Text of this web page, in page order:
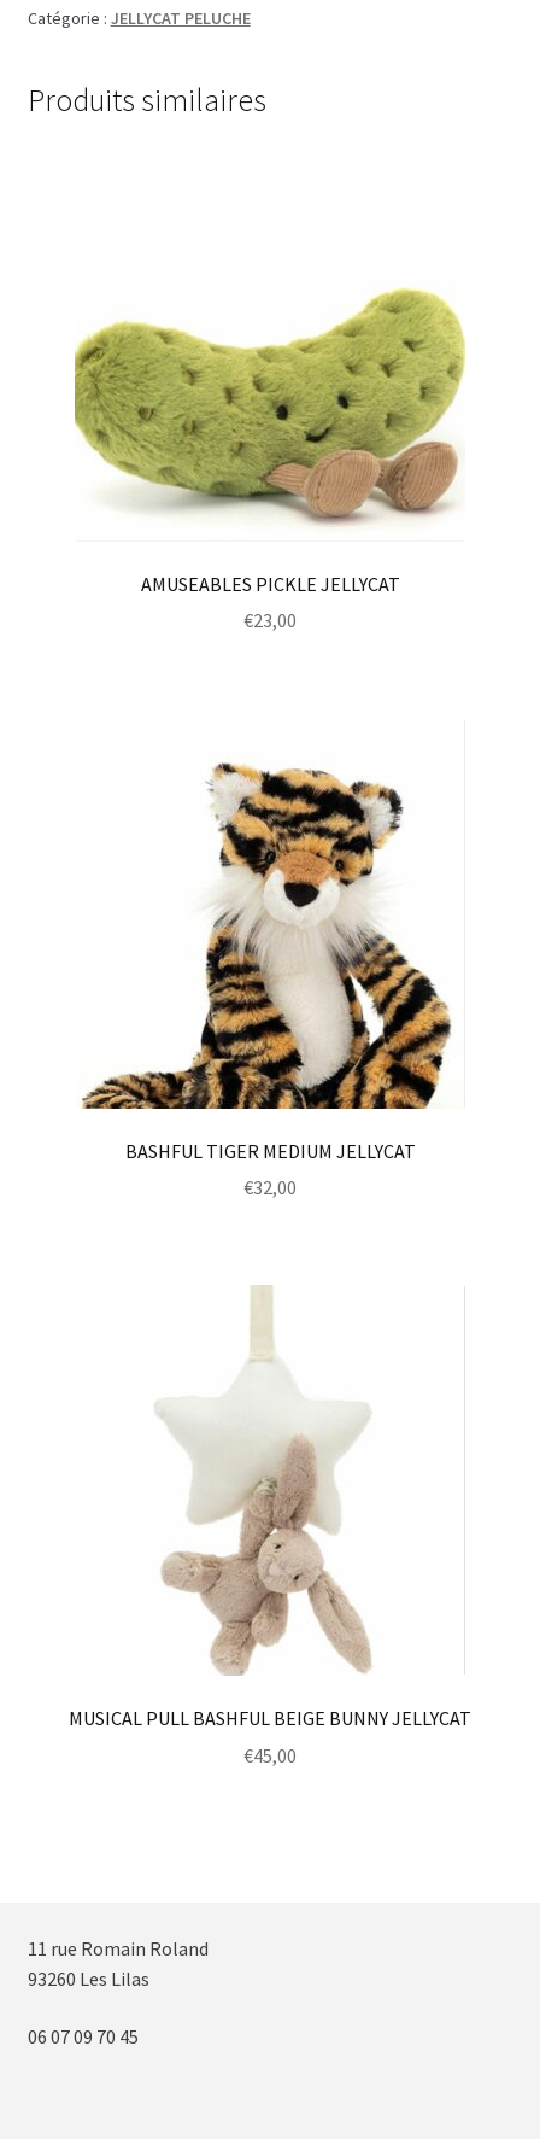
Catégorie : JELLYCAT PELUCHE
Produits similaires
AMUSEABLES PICKLE JELLYCAT
€23,00
BASHFUL TIGER MEDIUM JELLYCAT
€32,00
MUSICAL PULL BASHFUL BEIGE BUNNY JELLYCAT
€45,00
11 rue Romain Roland
93260 Les Lilas
06 07 09 70 45